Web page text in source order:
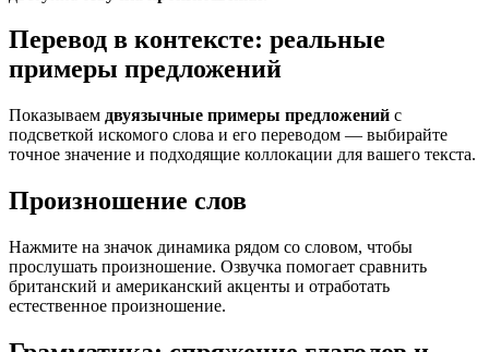
Перевод в контексте: реальные
примеры предложений
Показываем двуязычные примеры предложений с
подсветкой искомого слова и его переводом — выбирайте
точное значение и подходящие коллокации для вашего текста.
Произношение слов
Нажмите на значок динамика рядом со словом, чтобы
прослушать произношение. Озвучка помогает сравнить
британский и американский акценты и отработать
естественное произношение.